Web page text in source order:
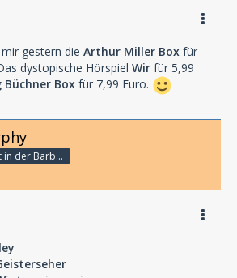
gestern die Arthur Miller Box für
dystopische Hörspiel Wir für 5,99
Büchner Box für 7,99 Euro.
Stammgast in der Barbarabar